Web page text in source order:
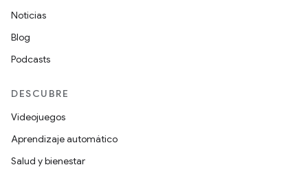
Noticias
Blog
Podcasts
DESCUBRE
Videojuegos
Aprendizaje automático
Salud y bienestar